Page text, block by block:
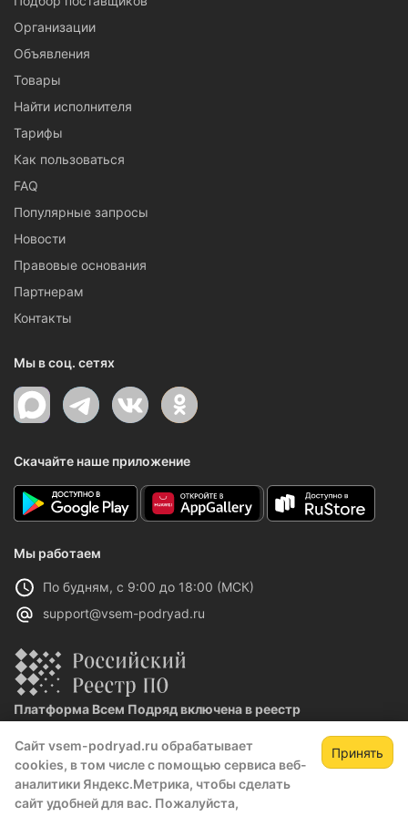
Сайт vsem-podryad.ru обрабатывает
cookies, в том числе с помощью сервиса веб-
аналитики Яндекс.Метрика, чтобы сделать
сайт удобней для вас. Пожалуйста,
Принять
Организации
Объявления
Товары
Найти исполнителя
Тарифы
Как пользоваться
FAQ
Популярные запросы
Новости
Правовые основания
Партнерам
Контакты
Мы в соц. сетях
Скачайте наше приложение
Мы работаем
По будням, с 9:00 до 18:00 (МСК)
support@vsem-podryad.ru
Платформа Всем Подряд включена в реестр
Реестровая запись №32021 от 06.02.2026